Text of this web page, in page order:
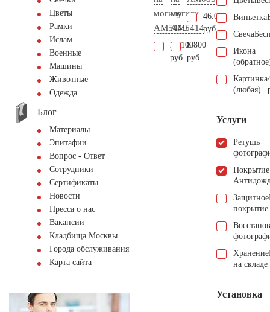
Цветы
Рамки
Ислам
Военные
Машины
Животные
Одежда
Блог
Материалы
Эпитафии
Вопрос - Ответ
Сотрудники
Сертификаты
Новости
Пресса о нас
Вакансии
Кладбища Москвы
Города обслуживания
Карта сайта
могилу
AM5449
21.100
руб.
могилу
AM5414
8.800
руб.
46.000
руб.
Виньетка
Свеча
Икона
Картинка
(любая)
Услуги
Ретушь
Покрытие
Защитное
покрытие
Хранение
на складе
Установка